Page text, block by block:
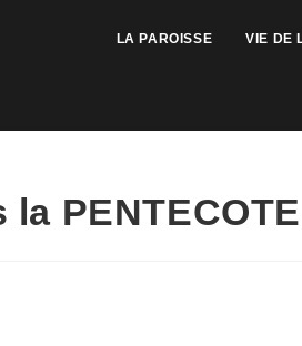
LA PAROISSE VIE DE
la PENTECOTE